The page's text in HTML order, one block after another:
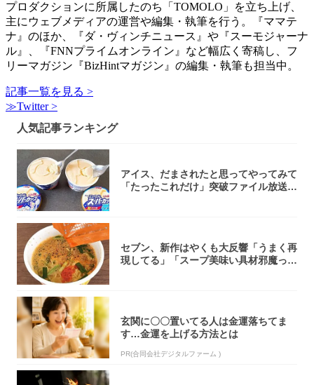
プロダクションに所属したのち「TOMOLO」を立ち上げ、
主にウェブメディアの運営や編集・執筆を行う。『ママテ
ナ』のほか、『ダ・ヴィンチニュース』や『スーモジャーナ
ル』、『FNNプライムオンライン』など幅広く寄稿し、フ
リーマガジン『BizHintマガジン』の編集・執筆も担当中。
記事一覧を見る >
≫Twitter >
人気記事ランキング
アイス、だまされたと思ってやってみて
「たったこれだけ」突破ファイル放送で
セブン、新作はやくも大反響「うまく再
現してる」「スープ美味い具材邪魔って
玄関に〇〇置いてる人は金運落ちてま
す…金運を上げる方法とは
PR(合同会社デジタルファーム )